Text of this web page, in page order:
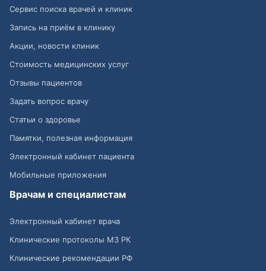
Сервис поиска врачей и клиник
Запись на приём в клинику
Акции, новости клиник
Стоимость медицинских услуг
Отзывы пациентов
Задать вопрос врачу
Статьи о здоровье
Памятки, полезная информация
Электронный кабинет пациента
Мобильные приложения
Врачам и специалистам
Электронный кабинет врача
Клинические протоколы МЗ РК
Клинические рекомендации РФ